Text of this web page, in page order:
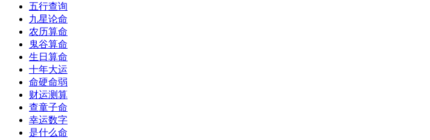
五行查询
九星论命
农历算命
鬼谷算命
生日算命
十年大运
命硬命弱
财运测算
查童子命
幸运数字
是什么命